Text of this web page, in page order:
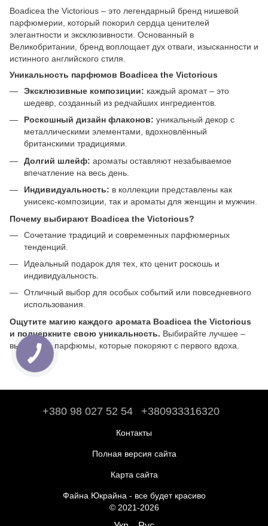
Boadicea the Victorious – это легендарный бренд нишевой
парфюмерии, который покорил сердца ценителей
элегантности и эксклюзивности. Основанный в
Великобритании, бренд воплощает дух отваги, изысканности и
истинного английского стиля.
Уникальность парфюмов Boadicea the Victorious
Эксклюзивные композиции: каждый аромат – это
шедевр, созданный из редчайших ингредиентов.
Роскошный дизайн флаконов: уникальный декор с
металлическими элементами, вдохновлённый
британскими традициями.
Долгий шлейф: ароматы оставляют незабываемое
впечатление на весь день.
Индивидуальность: в коллекции представлены как
унисекс-композиции, так и ароматы для женщин и мужчин.
Почему выбирают Boadicea the Victorious?
Сочетание традиций и современных парфюмерных
тенденций.
Идеальный подарок для тех, кто ценит роскошь и
индивидуальность.
Отличный выбор для особых событий или повседневного
использования.
Ощутите магию каждого аромата Boadicea the Victorious
и подчеркните свою уникальность. Выбирайте лучшее –
выбирайте парфюмы, которые покоряют с первого вдоха.
+380 98 027 52 54 +380933316320
Контакты
Полная версия сайта
Карта сайта
Файна Юкрайна - все будет красиво
© 2021-2026